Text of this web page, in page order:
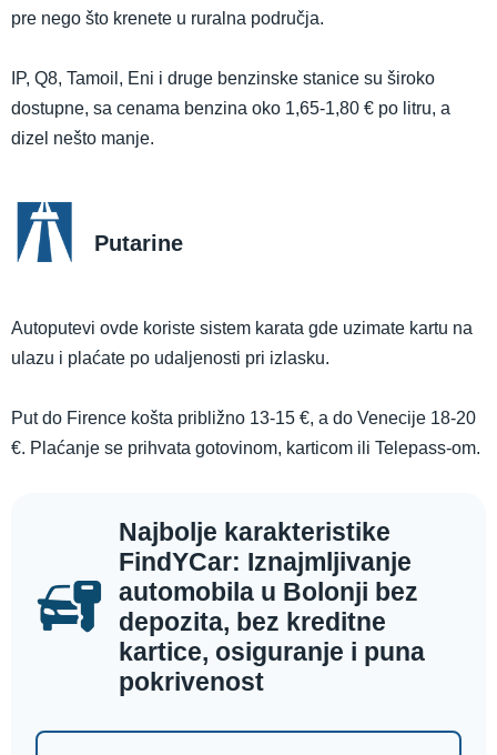
pre nego što krenete u ruralna područja.
IP, Q8, Tamoil, Eni i druge benzinske stanice su široko
dostupne, sa cenama benzina oko 1,65-1,80 € po litru, a
dizel nešto manje.
Putarine
Autoputevi ovde koriste sistem karata gde uzimate kartu na
ulazu i plaćate po udaljenosti pri izlasku.
Put do Firence košta približno 13-15 €, a do Venecije 18-20
€. Plaćanje se prihvata gotovinom, karticom ili Telepass-om.
Najbolje karakteristike
FindYCar: Iznajmljivanje
automobila u Bolonji bez
depozita, bez kreditne
kartice, osiguranje i puna
pokrivenost